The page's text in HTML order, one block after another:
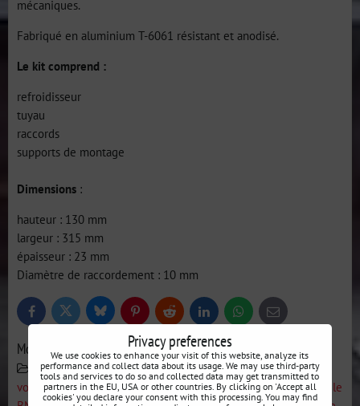
mécaniques.
Fabriqué en aluminium T-6061 résistant et anodisé.
Le kit comprend :
refroidisseur
tuyau
raccords
supports de montage
Dimensions :
hauteur : 130 mm
largeur : 315 mm
épaisseur : 23 mm
Diamètre de raccordement : 10 mm
FacebookTwitter BlueskyPinterestReddit LinkedInWhatsApp
E-
mail
More from category
Fabricants TURBO WORKS
Recherche par
voiture
BMW E30
Refroidissement d'eau et d'huile
Privacy preferences
We use cookies to enhance your visit of this website, analyze its
performance and collect data about its usage. We may use third-party
tools and services to do so and collected data may get transmitted to
partners in the EU, USA or other countries. By clicking on 'Accept all
cookies' you declare your consent with this processing. You may find